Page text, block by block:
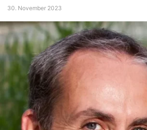
30. November 2023